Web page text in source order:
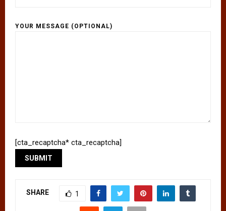
YOUR MESSAGE (OPTIONAL)
[cta_recaptcha* cta_recaptcha]
SHARE 1